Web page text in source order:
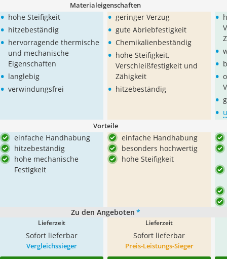
Materialeigenschaften
• hohe Steifigkeit
• hitzebeständig
• hervorragende thermische
und mechanische
Eigenschaften
• langlebig
• verwindungsfrei
• geringer Verzug
• gute Abriebfestigkeit
• Chemikalienbeständig
• hohe Steifigkeit,
Verschleißfestigkeit und
Zähigkeit
• hitzebeständig
•
•
•
•
•
•
Vorteile
einfache Handhabung
hitzebeständig
hohe mechanische
Festigkeit
einfache Handhabung
besonders hochwertig
hohe Steifigkeit
Zu den Angeboten *
Lieferzeit
Sofort lieferbar
Lieferzeit
Sofort lieferbar
Vergleichssieger Preis-Leistungs-Sieger